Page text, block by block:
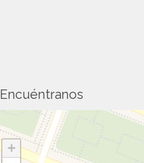
Encuéntranos
+